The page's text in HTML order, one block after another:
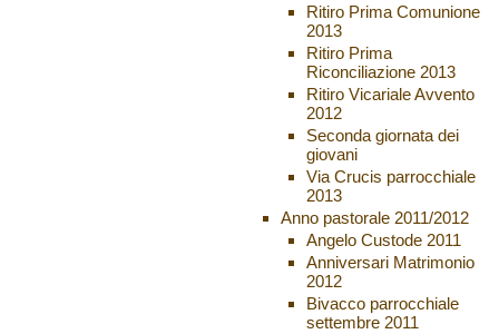
Ritiro Prima Comunione
2013
Ritiro Prima
Riconciliazione 2013
Ritiro Vicariale Avvento
2012
Seconda giornata dei
giovani
Via Crucis parrocchiale
2013
Anno pastorale 2011/2012
Angelo Custode 2011
Anniversari Matrimonio
2012
Bivacco parrocchiale
settembre 2011